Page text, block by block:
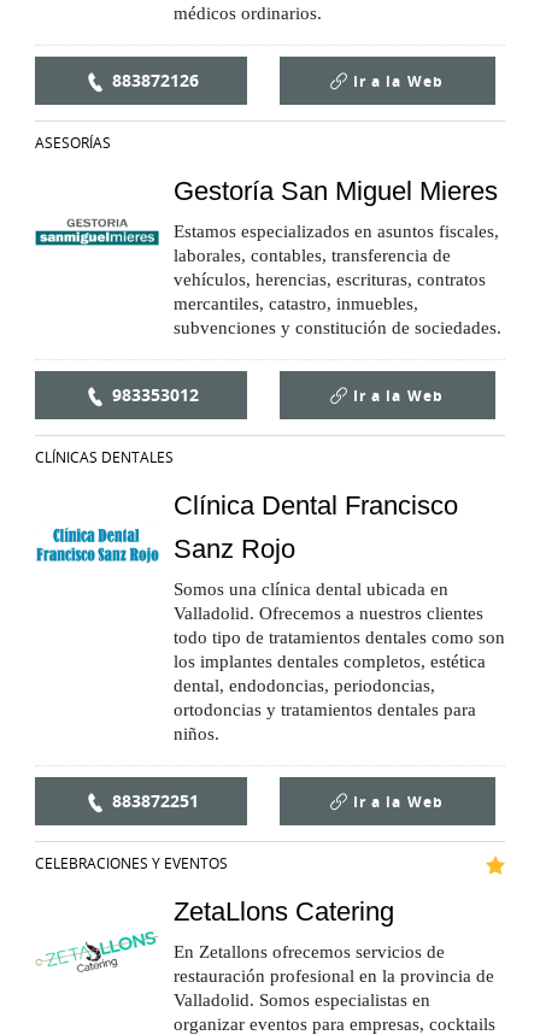
médicos ordinarios.
883872126 Ir a la Web
ASESORÍAS
Gestoría San Miguel Mieres
Estamos especializados en asuntos fiscales,
laborales, contables, transferencia de
vehículos, herencias, escrituras, contratos
mercantiles, catastro, inmuebles,
subvenciones y constitución de sociedades.
983353012 Ir a la Web
CLÍNICAS DENTALES
Clínica Dental Francisco
Sanz Rojo
Somos una clínica dental ubicada en
Valladolid. Ofrecemos a nuestros clientes
todo tipo de tratamientos dentales como son
los implantes dentales completos, estética
dental, endodoncias, periodoncias,
ortodoncias y tratamientos dentales para
niños.
883872251 Ir a la Web
CELEBRACIONES Y EVENTOS
ZetaLlons Catering
En Zetallons ofrecemos servicios de
restauración profesional en la provincia de
Valladolid. Somos especialistas en
organizar eventos para empresas, cocktails